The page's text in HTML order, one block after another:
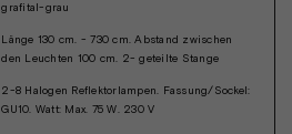
grafital-grau
Länge 130 cm. - 730 cm. Abstand zwischen
den Leuchten 100 cm. 2- geteilte Stange
2-8 Halogen Reflektorlampen. Fassung/Sockel:
GU10. Watt: Max. 75 W. 230 V